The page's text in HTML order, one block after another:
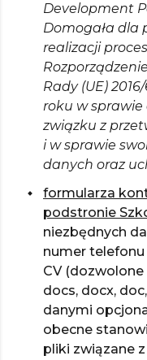
Development
Domogała dla
realizacji
Rady (UE)
roku w sprawie
związku z
i w sprawie
danych oraz
formularza
podstronie
niezbędnych
numer telefonu
CV
docs, docx,
danymi
obecne
pliki związane